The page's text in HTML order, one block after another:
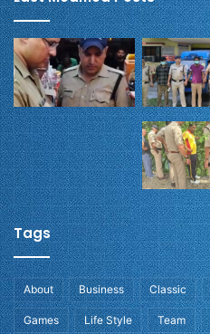
Tags
About Business Classic
Games Life Style Team